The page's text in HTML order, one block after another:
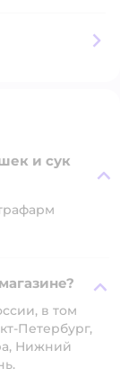
и сук
в том
Петербург,
Нижний